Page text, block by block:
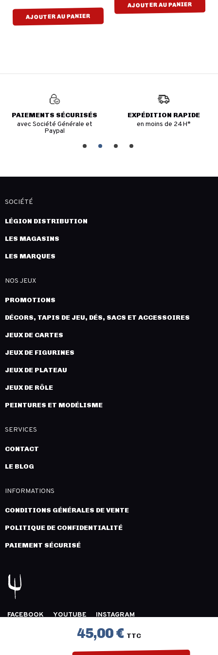
45,00 € TTC
AJOUTER AU PANIER
AJOUTER AU PANIER
PAIEMENTS SÉCURISÉS
avec Société Générale et
Paypal
EXPÉDITION RAPIDE
en moins de 24H*
SOCIÉTÉ
LÉGION DISTRIBUTION
LES MAGASINS
LES MARQUES
NOS JEUX
PROMOTIONS
DÉCORS, TAPIS DE JEU, DÉS, SACS ET ACCESSOIRES
JEUX DE CARTES
JEUX DE FIGURINES
JEUX DE PLATEAU
JEUX DE RÔLE
PEINTURES ET MODÉLISME
SERVICES
CONTACT
LE BLOG
INFORMATIONS
CONDITIONS GÉNÉRALES DE VENTE
POLITIQUE DE CONFIDENTIALITÉ
PAIEMENT SÉCURISÉ
FACEBOOK YOUTUBE
INSTAGRAM
COPYRIGHT 2026 © LÉGION DISTRIBUTION -
INNLOG